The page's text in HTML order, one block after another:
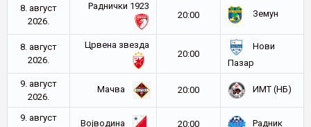
8. август
2026.
Раднички 1923
20:00
Земун
8. август
2026.
Црвена звезда
20:00
Нови
Пазар
9. август
2026.
Мачва 20:00 ИМТ (НБ)
9. август
Војводина 20:00 Радник